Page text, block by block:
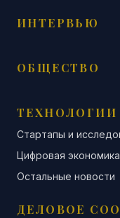
ИНТЕРВЬЮ
ОБЩЕСТВО
Стартапы и
Цифровая экономика
Остальные новости
ДЕЛОВОЕ